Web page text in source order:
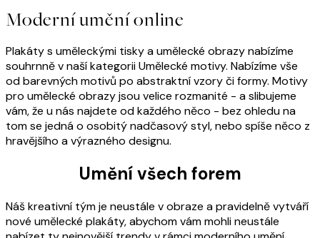
Moderní umění online
Plakáty s uměleckými tisky a umělecké obrazy nabízíme
souhrnně v naší kategorii Umělecké motivy. Nabízíme vše
od barevných motivů po abstraktní vzory či formy. Motivy
pro umělecké obrazy jsou velice rozmanité - a slibujeme
vám, že u nás najdete od každého něco - bez ohledu na
tom se jedná o osobitý nadčasový styl, nebo spíše něco z
hravějšího a výrazného designu.
Umění všech forem
Náš kreativní tým je neustále v obraze a pravidelně vytváří
nové umělecké plakáty, abychom vám mohli neustále